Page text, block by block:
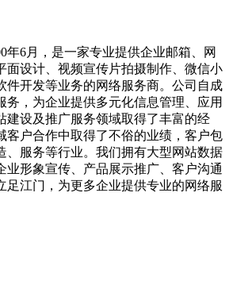
年6月，是一家专业提供企业邮箱、网
面设计、视频宣传片拍摄制作、微信小
件开发等业务的网络服务商。公司自成
务，为企业提供多元化信息管理、应用
建设及推广服务领域取得了丰富的经
客户合作中取得了不俗的业绩，客户包
、服务等行业。我们拥有大型网站数据
业形象宣传、产品展示推广、客户沟通
足江门，为更多企业提供专业的网络服